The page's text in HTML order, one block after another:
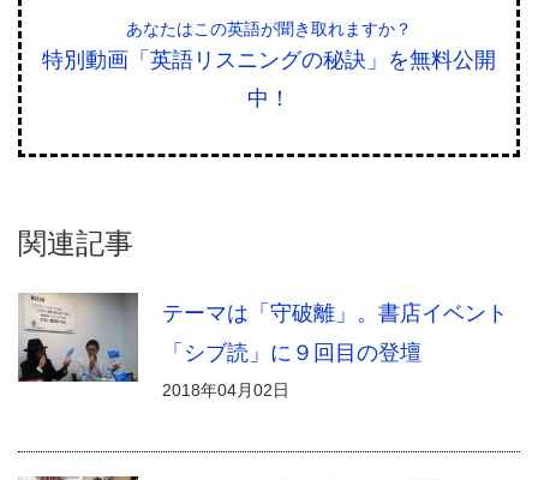
あなたはこの英語が聞き取れますか？
特別動画「英語リスニングの秘訣」を無料公開
中！
関連記事
テーマは「守破離」。書店イベント
「シブ読」に９回目の登壇
2018年04月02日